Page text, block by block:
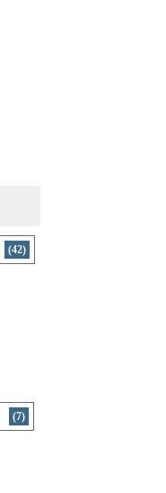
(42)
(7)